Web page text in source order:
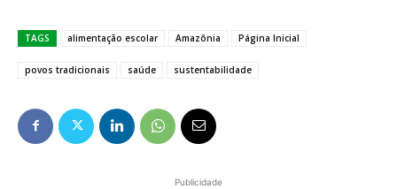
TAGS alimentação escolar Amazônia Página Inicial
povos tradicionais saúde sustentabilidade
Publicidade